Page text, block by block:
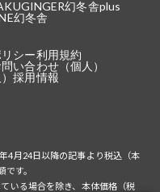
GINGER幻冬舎plus
幻冬舎
シー利用規約
い合わせ（個人）
採用情報
4月24日以降の記事より税込（本
す。
いる場合を除き、本体価格（税